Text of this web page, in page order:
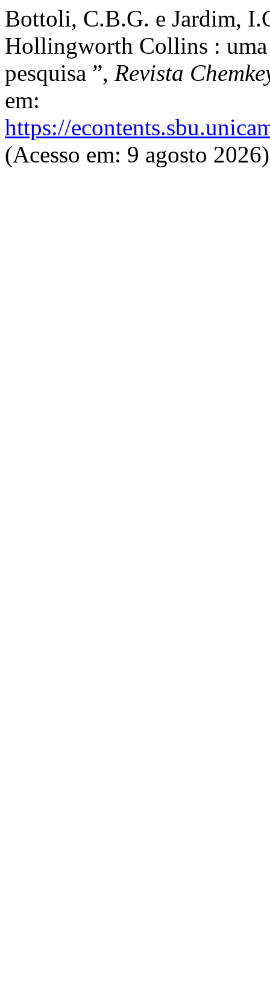
Bottoli, C.B.G. e Jardim,
Hollingworth Collins : uma
pesquisa ”, Revista
em:
https://
(Acesso em: 9 agosto